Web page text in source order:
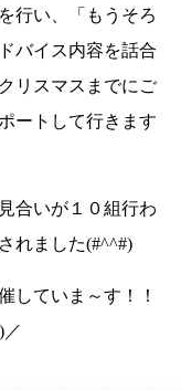
行い、
「もうそろ
バイス内容を話合
リスマスまでにご
ートして行きます
合いが１０組行わ
れました(#^^#)
していま～す！！